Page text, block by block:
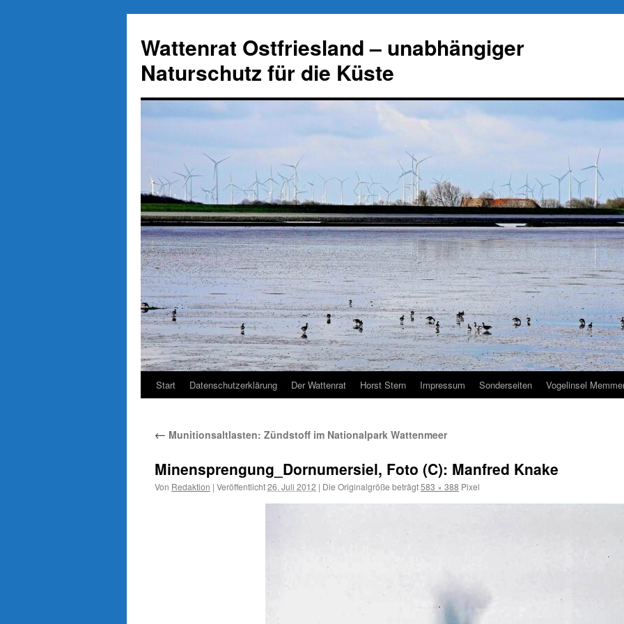
springen
Wattenrat Ostfriesland – unabhängiger
Naturschutz für die Küste
Start Datenschutzerklärung Der Wattenrat Horst Stern Impressum Sonderseiten Vogelinsel
← Munitionsaltlasten: Zündstoff im Nationalpark Wattenmeer
Minensprengung_Dornumersiel, Foto (C): Manfred Knake
Von Redaktion | Veröffentlicht26. Juli 2012 | Die Originalgröße beträgt583 × 388 Pixel